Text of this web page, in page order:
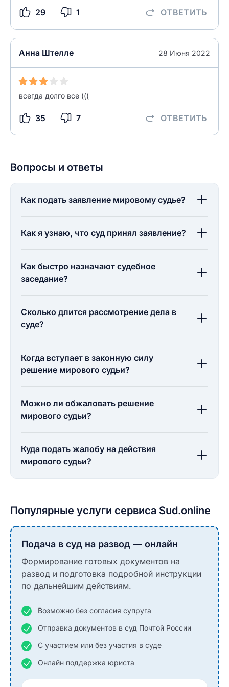
29 1 ОТВЕТИТЬ
Анна Штелле 28 Июня 2022
всегда долго все (((
35 7 ОТВЕТИТЬ
Вопросы и ответы
Как подать заявление мировому судье?
Как я узнаю, что суд принял заявление?
Как быстро назначают судебное
заседание?
Сколько длится рассмотрение дела в
суде?
Когда вступает в законную силу
решение мирового судьи?
Можно ли обжаловать решение
мирового судьи?
Куда подать жалобу на действия
мирового судьи?
Популярные услуги сервиса Sud.online
Подача в суд на развод — онлайн
Формирование готовых документов на
развод и подготовка подробной инструкции
по дальнейшим действиям.
Возможно без согласия супруга
Отправка документов в суд Почтой России
С участием или без участия в суде
Онлайн поддержка юриста